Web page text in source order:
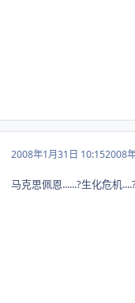
2008年1月31日 10:152008
马克思佩恩......?生化危机